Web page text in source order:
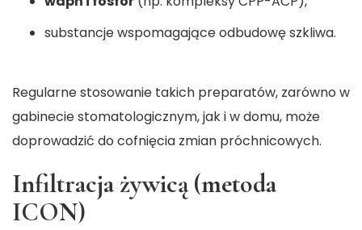
substancje wspomagające odbudowę szkliwa.
Regularne stosowanie takich preparatów, zarówno w
gabinecie stomatologicznym, jak i w domu, może
doprowadzić do cofnięcia zmian próchnicowych.
Infiltracja żywicą (metoda
ICON)